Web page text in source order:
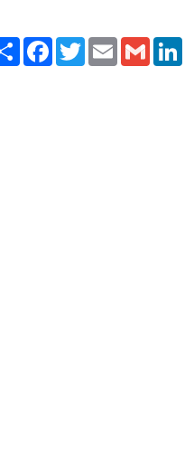
Paylaş FacebookTwitter Email Gmail